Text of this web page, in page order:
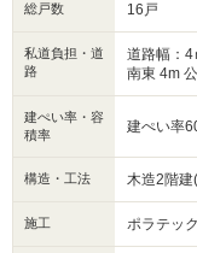
総戸数 16戸
私道負担・道
路
道路幅：4
南東 4m
建ぺい率・容
積率
建ぺい率
構造・工法 木造2階
施工 ポラテッ